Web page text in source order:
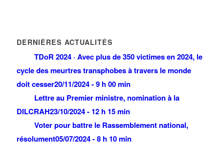
DERNIÈRES ACTUALITÉS
TDoR 2024 · Avec plus de 350 victimes en 2024, le
cycle des meurtres transphobes à travers le monde
doit cesser20/11/2024 - 9 h 00 min
Lettre au Premier ministre, nomination à la
DILCRAH23/10/2024 - 12 h 15 min
Voter pour battre le Rassemblement national,
résolument05/07/2024 - 8 h 10 min